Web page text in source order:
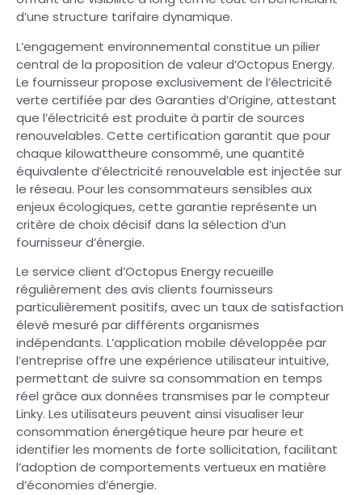
d’une structure tarifaire dynamique.
L’engagement environnemental constitue un pilier
central de la proposition de valeur d’Octopus Energy.
Le fournisseur propose exclusivement de l’électricité
verte certifiée par des Garanties d’Origine, attestant
que l’électricité est produite à partir de sources
renouvelables. Cette certification garantit que pour
chaque kilowattheure consommé, une quantité
équivalente d’électricité renouvelable est injectée sur
le réseau. Pour les consommateurs sensibles aux
enjeux écologiques, cette garantie représente un
critère de choix décisif dans la sélection d’un
fournisseur d’énergie.
Le service client d’Octopus Energy recueille
régulièrement des avis clients fournisseurs
particulièrement positifs, avec un taux de satisfaction
élevé mesuré par différents organismes
indépendants. L’application mobile développée par
l’entreprise offre une expérience utilisateur intuitive,
permettant de suivre sa consommation en temps
réel grâce aux données transmises par le compteur
Linky. Les utilisateurs peuvent ainsi visualiser leur
consommation énergétique heure par heure et
identifier les moments de forte sollicitation, facilitant
l’adoption de comportements vertueux en matière
d’économies d’énergie.